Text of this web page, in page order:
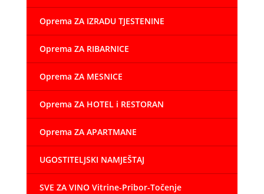
Oprema ZA IZRADU TJESTENINE
Oprema ZA RIBARNICE
Oprema ZA MESNICE
Oprema ZA HOTEL i RESTORAN
Oprema ZA APARTMANE
UGOSTITELJSKI NAMJEŠTAJ
SVE ZA VINO Vitrine-Pribor-Točenje